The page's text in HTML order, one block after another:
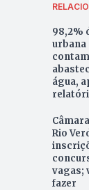
98,2%
urbana
água,
Rio
vagas;
fazer